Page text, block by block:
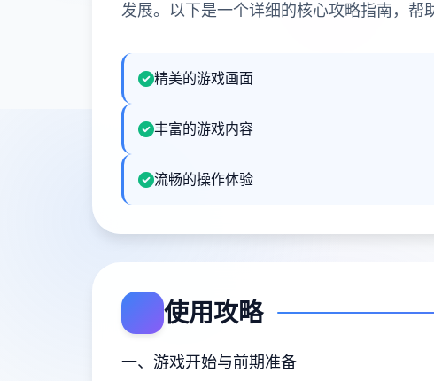
发展。以下是一个详细的核心攻略指南，帮
精美的游戏画面
丰富的游戏内容
流畅的操作体验
使用攻略
一、游戏开始与前期准备